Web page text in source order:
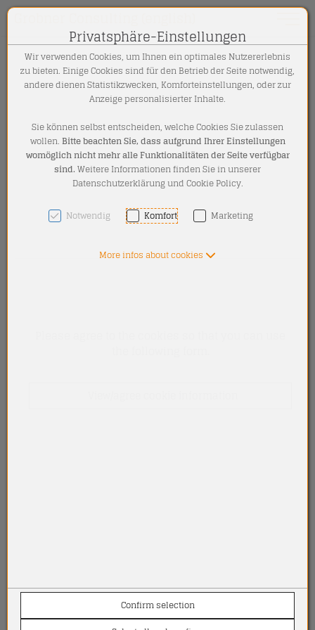
Jump to content [AK + 0]
Jump to icon menu [AK + 1]
Jump to meta menu top (right) [AK + 2]
Jump to the ‘Accessibility menu’ [AK + 3]
Privatsphäre-Einstellungen
Wir verwenden Cookies, um Ihnen ein optimales Nutzererlebnis
zu bieten. Einige Cookies sind für den Betrieb der Seite notwendig,
andere dienen Statistikzwecken, Komforteinstellungen, oder zur
Anzeige personalisierter Inhalte.
Sie können selbst entscheiden, welche Cookies Sie zulassen
wollen.Bitte beachten Sie, dass aufgrund Ihrer Einstellungen
womöglich nicht mehr alle Funktionalitäten der Seite verfügbar
sind.Weitere Informationen finden Sie in unserer
Datenschutzerklärung und Cookie Policy.
Notwendig Komfort Marketing
More infos about cookies
Confirm selection